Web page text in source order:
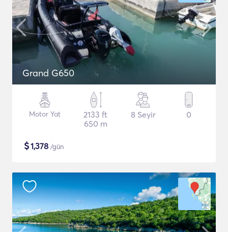
Grand G650
Motor Yat
2133 ft
650 m
8 Seyir 0
$1,378 /gün